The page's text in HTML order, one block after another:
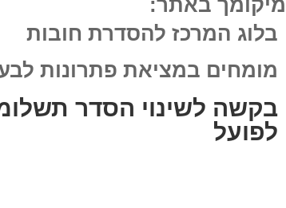
בלוג המרכז להסדרת חובות
מומחים במציאת פתרונות
בקשה לשינוי הסדר
לפועל